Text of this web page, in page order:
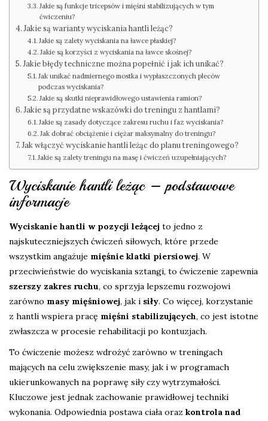
Jakie są funkcje tricepsów i mięśni stabilizujących w tym
ćwiczeniu?
Jakie są warianty wyciskania hantli leżąc?
Jakie są zalety wyciskania na ławce płaskiej?
Jakie są korzyści z wyciskania na ławce skośnej?
Jakie błędy techniczne można popełnić i jak ich unikać?
Jak unikać nadmiernego mostka i wypłaszczonych pleców
podczas wyciskania?
Jakie są skutki nieprawidłowego ustawienia ramion?
Jakie są przydatne wskazówki do treningu z hantlami?
Jakie są zasady dotyczące zakresu ruchu i faz wyciskania?
Jak dobrać obciążenie i ciężar maksymalny do treningu?
Jak włączyć wyciskanie hantli leżąc do planu treningowego?
Jakie są zalety treningu na masę i ćwiczeń uzupełniających?
Wyciskanie hantli leżąc – podstawowe
informacje
Wyciskanie hantli w pozycji leżącej to jedno z
najskuteczniejszych ćwiczeń siłowych, które przede
wszystkim angażuje mięśnie klatki piersiowej. W
przeciwieństwie do wyciskania sztangi, to ćwiczenie zapewnia
szerszy zakres ruchu, co sprzyja lepszemu rozwojowi
zarówno masy mięśniowej, jak i siły. Co więcej, korzystanie
z hantli wspiera pracę mięśni stabilizujących, co jest istotne
zwłaszcza w procesie rehabilitacji po kontuzjach.
To ćwiczenie możesz wdrożyć zarówno w treningach
mających na celu zwiększenie masy, jak i w programach
ukierunkowanych na poprawę siły czy wytrzymałości.
Kluczowe jest jednak zachowanie prawidłowej techniki
wykonania. Odpowiednia postawa ciała oraz kontrola nad